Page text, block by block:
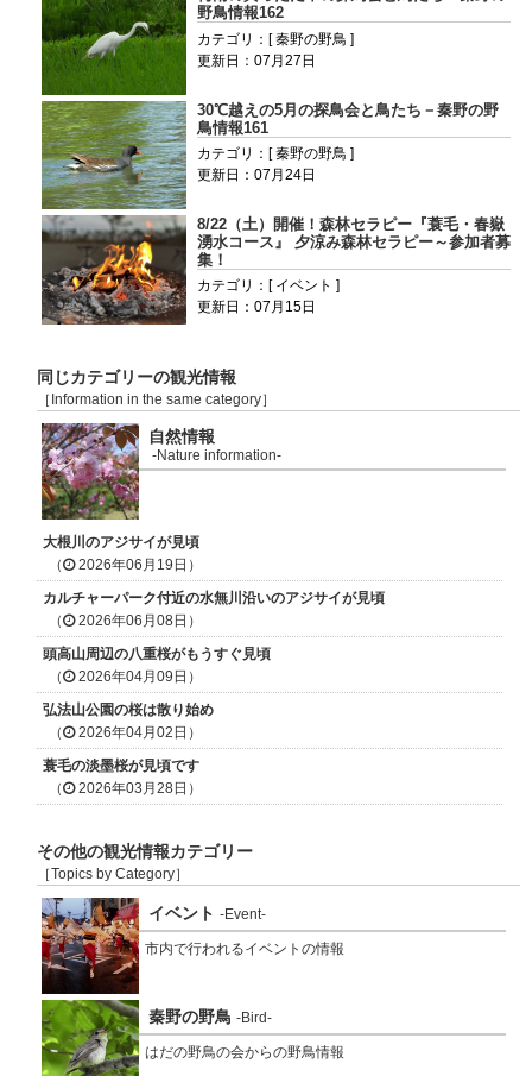
野鳥情報162
カテゴリ：[ 秦野の野鳥 ]
更新日：07月27日
30℃越えの5月の探鳥会と鳥たち－秦野の野
鳥情報161
カテゴリ：[ 秦野の野鳥 ]
更新日：07月24日
8/22（土）開催！森林セラピー『蓑毛・春嶽
湧水コース』 夕涼み森林セラピー～参加者募
集！
カテゴリ：[ イベント ]
更新日：07月15日
同じカテゴリーの観光情報
［Information in the same category］
自然情報
-Nature information-
大根川のアジサイが見頃
（
2026年06月19日）
カルチャーパーク付近の水無川沿いのアジサイが見頃
（
2026年06月08日）
頭高山周辺の八重桜がもうすぐ見頃
（
2026年04月09日）
弘法山公園の桜は散り始め
（
2026年04月02日）
蓑毛の淡墨桜が見頃です
（
2026年03月28日）
その他の観光情報カテゴリー
［Topics by Category］
イベント -Event-
市内で行われるイベントの情報
秦野の野鳥 -Bird-
はだの野鳥の会からの野鳥情報